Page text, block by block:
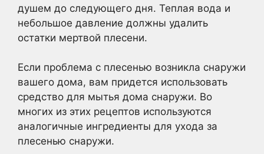
душем до следующего дня. Теплая вода и
небольшое давление должны удалить
остатки мертвой плесени.
Если проблема с плесенью возникла снаружи
вашего дома, вам придется использовать
средство для мытья дома снаружи. Во
многих из этих рецептов используются
аналогичные ингредиенты для ухода за
плесенью снаружи.